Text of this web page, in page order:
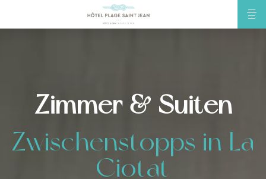
Zwischenstopps in La
Ciotat
Zimmer & Suiten